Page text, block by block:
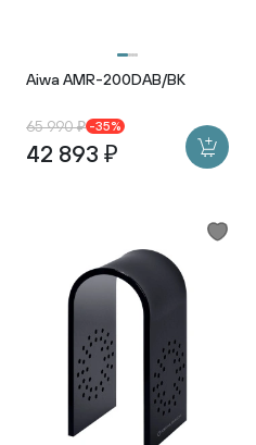
Aiwa AMR-200DAB/BK
65 990 ₽ -35%
42 893 ₽